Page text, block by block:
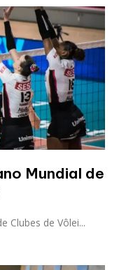
Mundial de
Clubes de Vôlei...